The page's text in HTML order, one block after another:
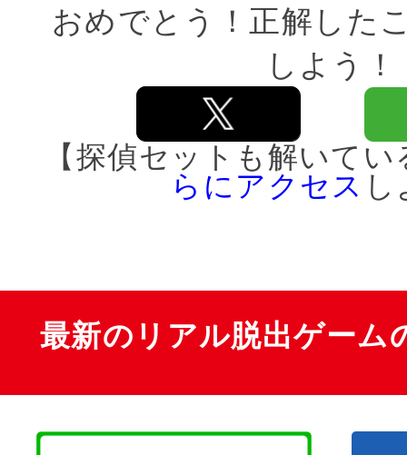
おめでとう！正解した
しよう！
【探偵セットも解いて
らにアクセス
最新のリアル脱出ゲーム